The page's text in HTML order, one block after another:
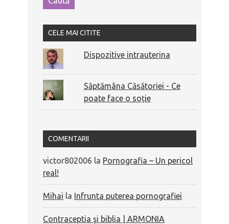
CELE MAI CITITE
Dispozitive intrauterina
Săptămâna Căsătoriei - Ce
poate face o soție
COMENTARII
victor802006 la Pornografia – Un pericol
real!
Mihai la Infrunta puterea pornografiei
Contraceptia şi biblia | ARMONIA